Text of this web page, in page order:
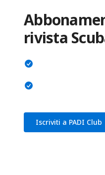
rivista
Iscriviti a PADI Club